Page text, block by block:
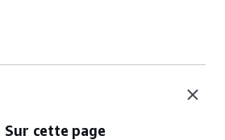
Sur cette page